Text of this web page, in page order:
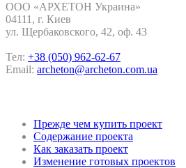
ООО «АРХЕТОН Украина»
04111, г. Киев
ул. Щербаковского, 42, oф. 43
Тел: +38 (050) 962-62-67
Email: archeton@archeton.com.ua
Прежде чем купить проект
Содержание проекта
Как заказать проект
Изменение готовых проектов